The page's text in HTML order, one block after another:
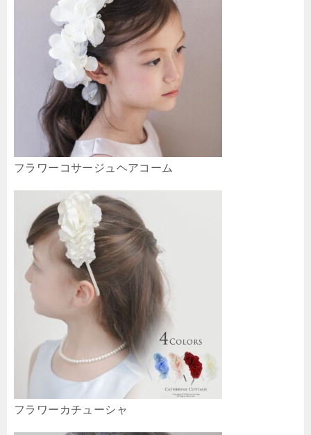
フラワーコサージュヘアコーム
フラワーカチューシャ